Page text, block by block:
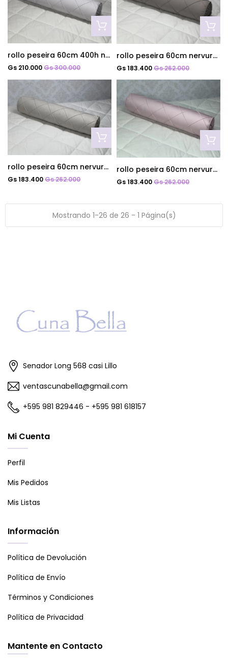
rollo peseira 60cm 400h nervurado cinza
Gs 210.000Gs 300.000
rollo peseira 60cm nervurado grafito
Gs 183.400Gs 262.000
rollo peseira 60cm nervurado mescla
Gs 183.400Gs 262.000
rollo peseira 60cm nervurado rosa
Gs 183.400Gs 262.000
Mostrando 1-26 de 26 - 1 Página(s)
Senador Long 568 casi Lillo
ventascunabella@gmail.com
+595 981 829446 - +595 981 618157
Mi Cuenta
Perfil
Mis Pedidos
Mis Listas
Información
Política de Devolución
Política de Envío
Términos y Condiciones
Política de Privacidad
Mantente en Contacto